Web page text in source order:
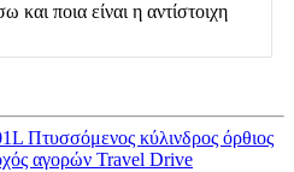
ποια είναι η αντίστοιχη
Πτυσσόμενος κύλινδρος όρθιος
αγορών Travel Drive